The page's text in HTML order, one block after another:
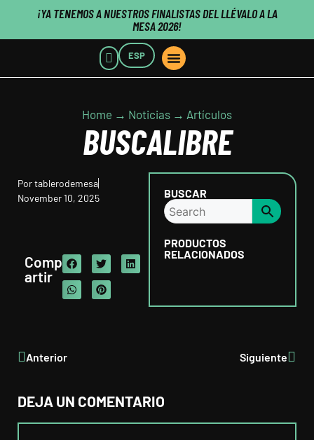
¡YA TENEMOS A NUESTROS FINALISTAS DEL LLÉVALO A LA
MESA 2026!
ESP
Home → Noticias → Artículos
BUSCALIBRE
Portablerodemesa
November 10, 2025
Comp
artir
BUSCAR
PRODUCTOS
RELACIONADOS
Anterior Siguiente
DEJA UN COMENTARIO